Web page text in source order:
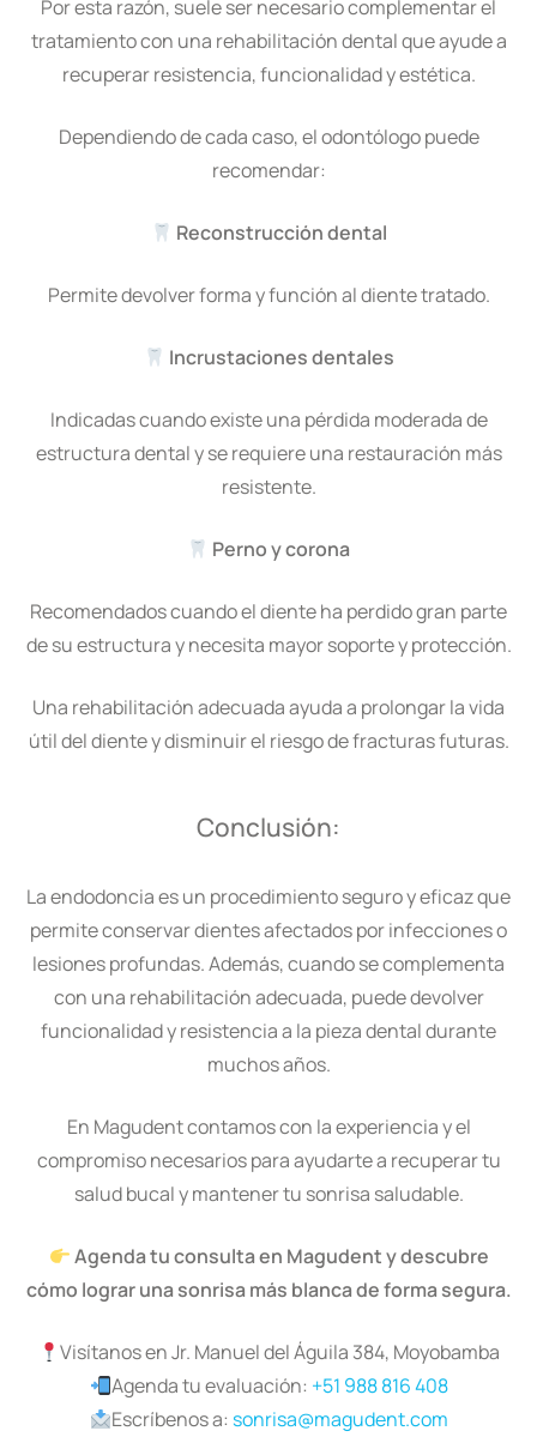
Por esta razón, suele ser necesario complementar el
tratamiento con una rehabilitación dental que ayude a
recuperar resistencia, funcionalidad y estética.
Dependiendo de cada caso, el odontólogo puede
recomendar:
Reconstrucción dental
Permite devolver forma y función al diente tratado.
Incrustaciones dentales
Indicadas cuando existe una pérdida moderada de
estructura dental y se requiere una restauración más
resistente.
Perno y corona
Recomendados cuando el diente ha perdido gran parte
de su estructura y necesita mayor soporte y protección.
Una rehabilitación adecuada ayuda a prolongar la vida
útil del diente y disminuir el riesgo de fracturas futuras.
Conclusión:
La endodoncia es un procedimiento seguro y eficaz que
permite conservar dientes afectados por infecciones o
lesiones profundas. Además, cuando se complementa
con una rehabilitación adecuada, puede devolver
funcionalidad y resistencia a la pieza dental durante
muchos años.
En Magudent contamos con la experiencia y el
compromiso necesarios para ayudarte a recuperar tu
salud bucal y mantener tu sonrisa saludable.
Agenda tu consulta en Magudent y descubre
cómo lograr una sonrisa más blanca de forma segura.
Visítanos en Jr. Manuel del Águila 384, Moyobamba
Agenda tu evaluación: +51 988 816 408
Escríbenos a: sonrisa@magudent.com